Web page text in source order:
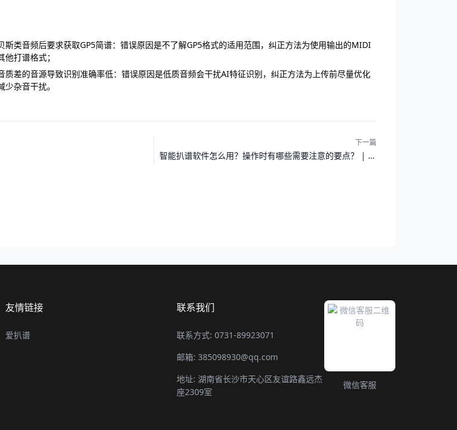
斯类音频后要求获取GP5简谱：错误原因是不了解GP5格式的适用范围，纠正方法为使用输出的MIDI
打谱格式；
质差的音源导致识别准确率低：错误原因是低质音频会干扰AI特征识别，纠正方法为上传前尽量优化
杂音干扰。
下一篇
智能扒谱软件怎么用？操作时有哪些需要注意的要点？ | 反
友情链接
爱扒谱
联系我们
联系方式: 0731-89923071
邮箱: 385098930@qq.com
地址: 湖南省长沙市天心区友谊路鑫远杰
座2309室
微信客服